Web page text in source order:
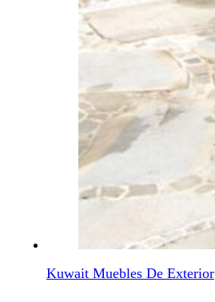
Kuwait Muebles De Exterior